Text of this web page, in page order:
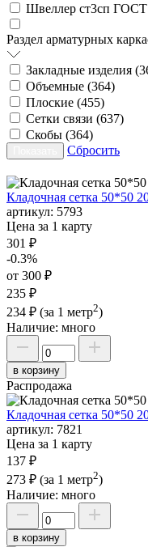
Швеллер ст3сп ГОСТ
Раздел арматурных
Закладные изделия (
Объемные (364)
Плоские (455)
Сетки связи (637)
Скобы (364)
Сбросить
Кладочная сетка 50*50
артикул: 5793
Цена за 1 карту
301 ₽
-0.3%
от 300 ₽
235 ₽
234 ₽ (за 1 метр2)
Наличие: много
в корзину
Распродажа
Кладочная сетка 50*50
артикул: 7821
Цена за 1 карту
137 ₽
273 ₽ (за 1 метр2)
Наличие: много
в корзину